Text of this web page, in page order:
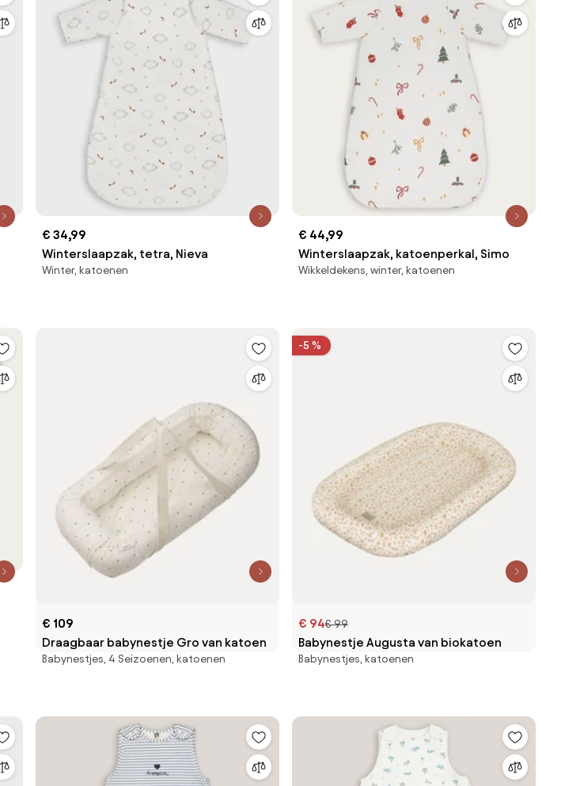
€ 34,99
Winterslaapzak, tetra, Nieva
Winter, katoenen
€ 44,99
Winterslaapzak, katoenperkal, Simo
Wikkeldekens, winter, katoenen
€ 109
Draagbaar babynestje Gro van katoen
Babynestjes, 4 Seizoenen, katoenen
-5 %
€ 94€ 99
Babynestje Augusta van biokatoen
Babynestjes, katoenen